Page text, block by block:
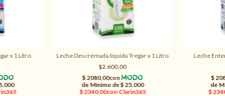
x 1 Litro
Leche Descremada líquida Tregar x 1 Litro
$2.600,00
Leche